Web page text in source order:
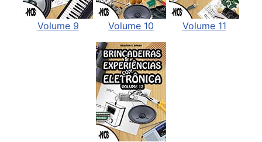
Volume 9 Volume 10 Volume 11